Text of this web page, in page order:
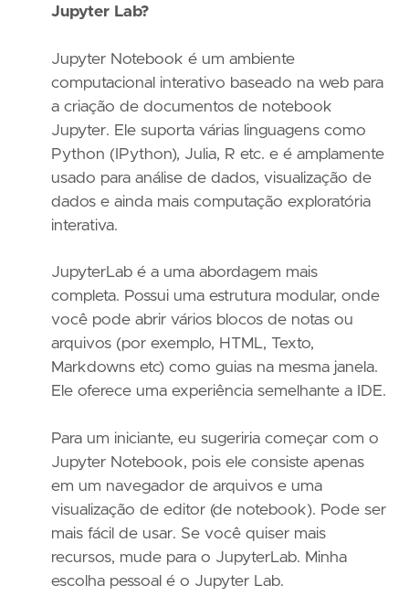
Jupyter Lab?
Jupyter Notebook é um ambiente
computacional interativo baseado na web para
a criação de documentos de notebook
Jupyter. Ele suporta várias linguagens como
Python (IPython), Julia, R etc. e é amplamente
usado para análise de dados, visualização de
dados e ainda mais computação exploratória
interativa.
JupyterLab é a uma abordagem mais
completa. Possui uma estrutura modular, onde
você pode abrir vários blocos de notas ou
arquivos (por exemplo, HTML, Texto,
Markdowns etc) como guias na mesma janela.
Ele oferece uma experiência semelhante a IDE.
Para um iniciante, eu sugeriria começar com o
Jupyter Notebook, pois ele consiste apenas
em um navegador de arquivos e uma
visualização de editor (de notebook). Pode ser
mais fácil de usar. Se você quiser mais
recursos, mude para o JupyterLab. Minha
escolha pessoal é o Jupyter Lab.